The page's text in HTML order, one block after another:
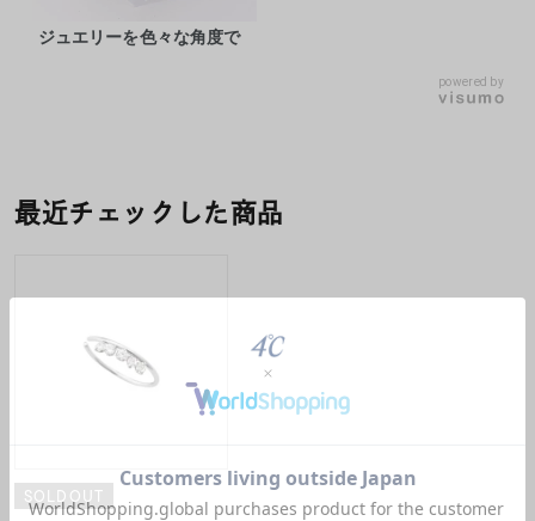
ジュエリーを色々な角度で
powered by
最近チェックした商品
SOLDOUT